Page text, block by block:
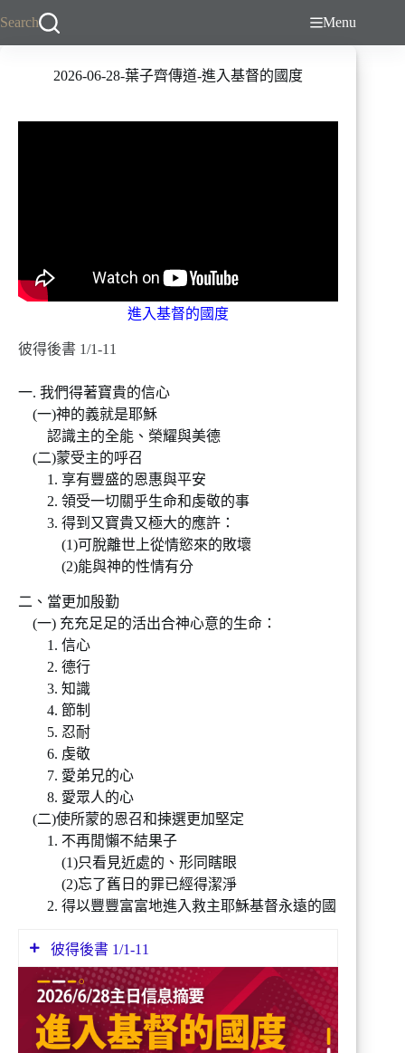
Search Menu
2026-06-28-葉子齊傳道-進入基督的國度
進入基督的國度
彼得後書 1/1-11
一. 我們得著寶貴的信心
(一)神的義就是耶穌
認識主的全能、榮耀與美德
(二)蒙受主的呼召
1. 享有豐盛的恩惠與平安
2. 領受一切關乎生命和虔敬的事
3. 得到又寶貴又極大的應許：
(1)可脫離世上從情慾來的敗壞
(2)能與神的性情有分
二、當更加殷勤
(一) 充充足足的活出合神心意的生命：
1. 信心
2. 德行
3. 知識
4. 節制
5. 忍耐
6. 虔敬
7. 愛弟兄的心
8. 愛眾人的心
(二)使所蒙的恩召和揀選更加堅定
1. 不再閒懶不結果子
(1)只看見近處的、形同瞎眼
(2)忘了舊日的罪已經得潔淨
2. 得以豐豐富富地進入救主耶穌基督永遠的國
彼得後書 1/1-11
1 作耶穌基督僕人和使徒的西門彼得，寫信
給那因我們的 神和（註：有古卷無“和”
字）救主耶穌基督之義，與我們同得一樣寶